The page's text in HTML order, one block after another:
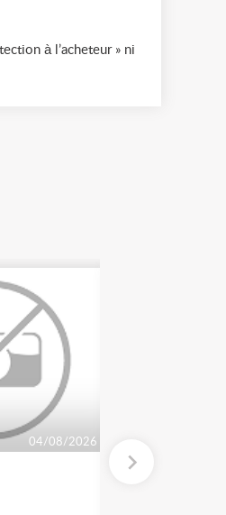
à l’acheteur » ni
04/08/2026